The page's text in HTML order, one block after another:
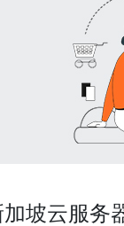
加坡云服务